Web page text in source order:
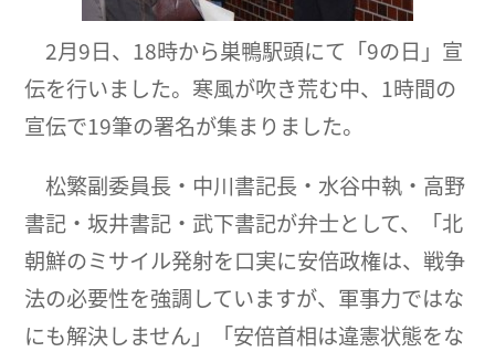
2月9日、18時から巣鴨駅頭にて「9の日」宣
伝を行いました。寒風が吹き荒む中、1時間の
宣伝で19筆の署名が集まりました。
松繁副委員長・中川書記長・水谷中執・高野
書記・坂井書記・武下書記が弁士として、「北
朝鮮のミサイル発射を口実に安倍政権は、戦争
法の必要性を強調していますが、軍事力ではな
にも解決しません」「安倍首相は違憲状態をな